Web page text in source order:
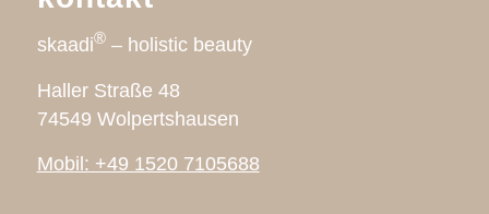
skaadi®– holistic beauty
Haller Straße 48
74549 Wolpertshausen
Mobil: +49 1520 7105688